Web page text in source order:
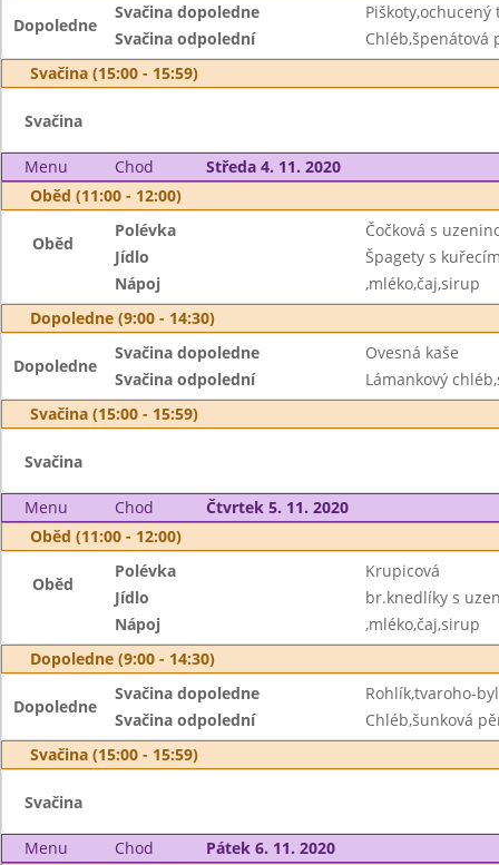
Dopoledne
Svačina dopoledne
Piškoty,ochucený
Svačina odpolední
Chléb,špenátová
Svačina (15:00 - 15:59)
Svačina
Menu Chod
Středa 4. 11. 2020
Oběd (11:00 - 12:00)
Oběd
Polévka
Čočková s
Jídlo
Špagety s
Nápoj
,mléko,čaj,sirup
Dopoledne (9:00 - 14:30)
Dopoledne
Svačina dopoledne
Ovesná kaše
Svačina odpolední
Lámankový
Svačina (15:00 - 15:59)
Svačina
Menu Chod
Čtvrtek 5. 11. 2020
Oběd (11:00 - 12:00)
Oběd
Polévka
Krupicová
Jídlo
br.knedlíky s
Nápoj
,mléko,čaj,sirup
Dopoledne (9:00 - 14:30)
Dopoledne
Svačina dopoledne
Rohlík,tvaroho-
Svačina odpolední
Chléb,šunková
Svačina (15:00 - 15:59)
Svačina
Menu Chod
Pátek 6. 11. 2020